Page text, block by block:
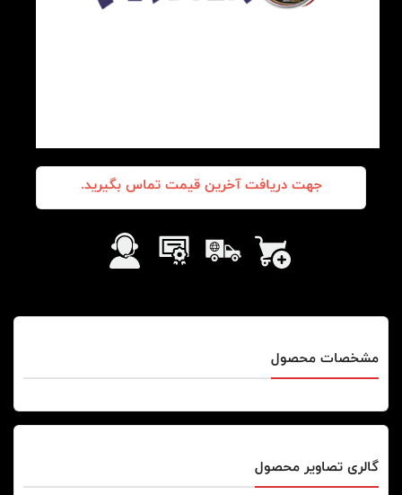
جهت دریافت آخرین قیمت تماس بگیرید.
مشخصات محصول
گالری تصاویر محصول